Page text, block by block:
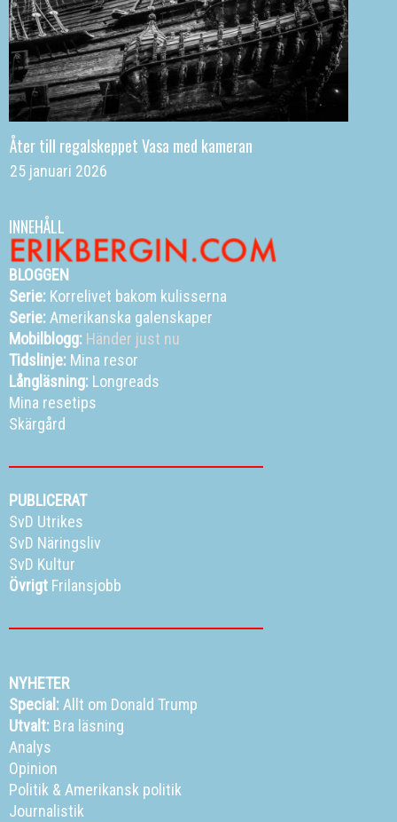
Åter till regalskeppet Vasa med kameran
25 januari 2026
INNEHÅLL
BLOGGEN
Serie: Korrelivet bakom kulisserna
Serie:Amerikanska galenskaper
Mobilblogg: Händer just nu
Tidslinje: Mina resor
Långläsning: Longreads
Mina resetips
Skärgård
PUBLICERAT
SvD Utrikes
SvD Näringsliv
SvD Kultur
Övrigt Frilansjobb
NYHETER
Special:Allt om Donald Trump
Utvalt: Bra läsning
Analys
Opinion
Politik &Amerikansk politik
Journalistik